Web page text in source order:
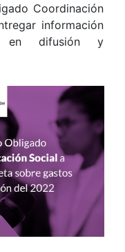
Coordinación
información
en difusión y